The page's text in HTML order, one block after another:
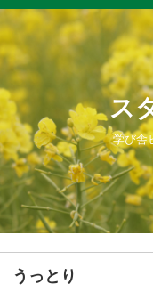
ス
学び舎
うっとり